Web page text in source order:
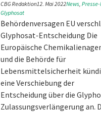
CBG Redaktion12. Mai 2022News,
Glyphosat
Behördenversagen EU
Glyphosat-Entscheidung Die
Europäische
und die Behörde für
Lebensmittelsicherheit
eine Verschiebung der
Entscheidung über die
Zulassungsverlängerung an.